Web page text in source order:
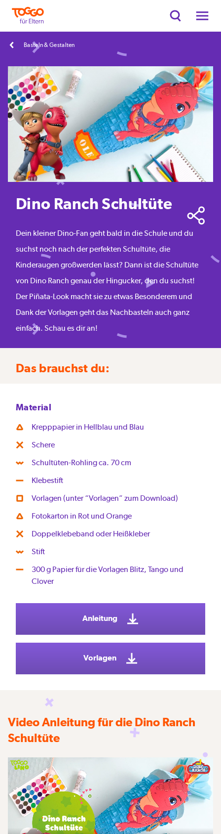
Basteln & Gestalten
Dino Ranch Schultüte
Dein kleiner Dino-Fan geht bald in die Schule und du
suchst noch nach der perfekten Schultüte, die
Kinderaugen großwerden lässt? Dann ist die Schultüte
von Dino Ranch genau der Hingucker, den du suchst!
Der Piñata-Look macht sie zu etwas Besonderem und
Dank der Vorlagen geht das Nachbasteln auch ganz
einfach. Schau es dir an!
Das brauchst du:
Material
Krepppapier in Hellblau und Blau
Schere
Schultüten-Rohling ca. 70 cm
Klebestift
Vorlagen (unter “Vorlagen” zum Download)
Fotokarton in Rot und Orange
Doppelklebeband oder Heißkleber
Stift
300 g Papier für die Vorlagen Blitz, Tango und
Clover
Anleitung
Vorlagen
Video Anleitung für die Dino Ranch
Schultüte